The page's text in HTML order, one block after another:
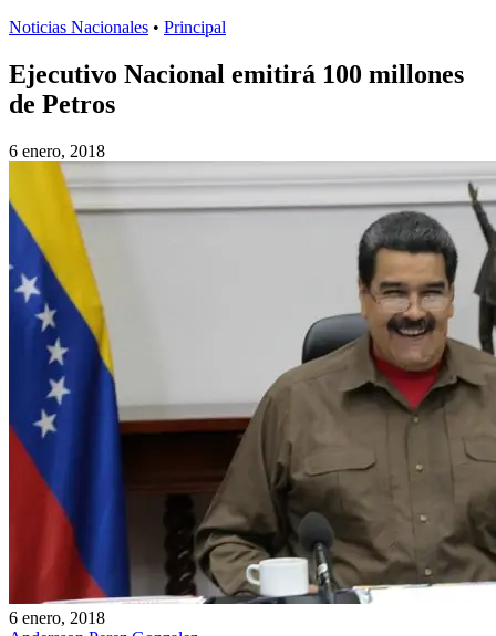
Noticias Nacionales • Principal
Ejecutivo Nacional emitirá 100 millones
de Petros
6 enero, 2018
6 enero, 2018